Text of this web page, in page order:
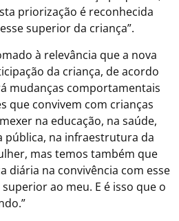
priorização é reconhecida
superior da criança”.
à relevância que a nova
da criança, de acordo
mudanças comportamentais
que convivem com crianças
na educação, na saúde,
pública, na infraestrutura da
mas temos também que
diária na convivência com esse
ao meu. E é isso que o